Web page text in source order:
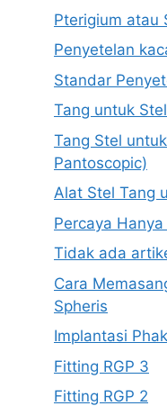
Pterigium atau
Penyetelan
Standar
Tang untuk
Tang Stel
Pantoscopic)
Alat Stel Tang
Percaya
Tidak ada
Cara
Spheris
Implantasi
Fitting RGP 3
Fitting RGP 2